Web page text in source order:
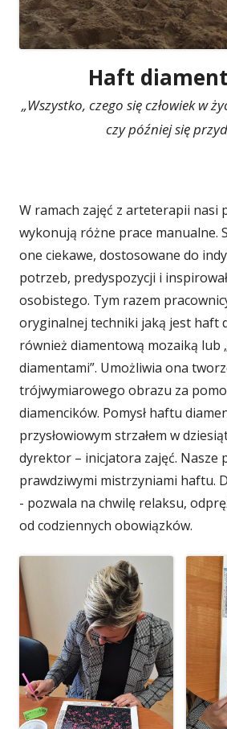
Haft
„Wszystko, czego się człowiek w
czy później się
W ramach zajęć z arteterapii nasi
wykonują różne prace manualne.
one ciekawe, dostosowane do
potrzeb, predyspozycji i
osobistego. Tym razem
oryginalnej techniki jaką jest haft
również diamentową mozaiką lub
diamentami”. Umożliwia ona
trójwymiarowego obrazu za
diamencików. Pomysł haftu
przysłowiowym strzałem w
dyrektor – inicjatora zajęć. Nasze
prawdziwymi mistrzyniami haftu.
- pozwala na chwilę relaksu,
od codziennych obowiązków.